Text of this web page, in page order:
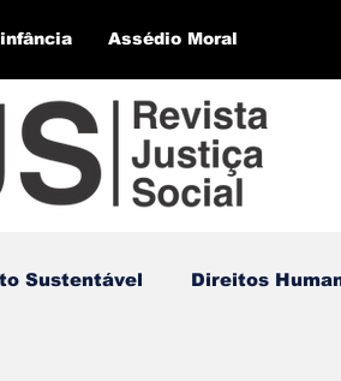
Assédio Moral
Sustentável Direitos